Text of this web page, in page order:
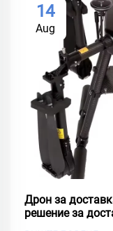
14
Aug
Дрон за
решение за